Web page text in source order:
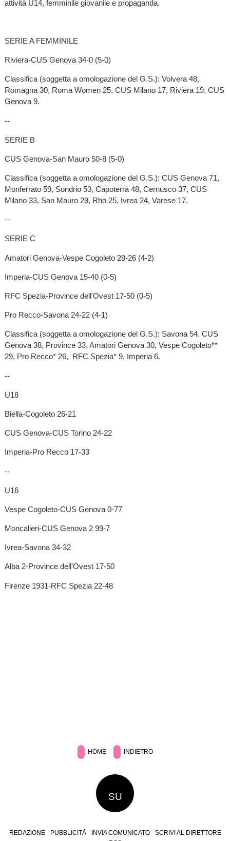
attività U14, femminile giovanile e propaganda.
SERIE A FEMMINILE
Riviera-CUS Genova 34-0 (5-0)
Classifica (soggetta a omologazione del G.S.): Volvera 48,
Romagna 30, Roma Women 25, CUS Milano 17, Riviera 19, CUS
Genova 9.
--
SERIE B
CUS Genova-San Mauro 50-8 (5-0)
Classifica (soggetta a omologazione del G.S.): CUS Genova 71,
Monferrato 59, Sondrio 53, Capoterra 48, Cernusco 37, CUS
Milano 33, San Mauro 29, Rho 25, Ivrea 24, Varese 17.
--
SERIE C
Amatori Genova-Vespe Cogoleto 28-26 (4-2)
Imperia-CUS Genova 15-40 (0-5)
RFC Spezia-Province dell'Ovest 17-50 (0-5)
Pro Recco-Savona 24-22 (4-1)
Classifica (soggetta a omologazione del G.S.): Savona 54, CUS
Genova 38, Province 33, Amatori Genova 30, Vespe Cogoleto**
29, Pro Recco* 26, RFC Spezia* 9, Imperia 6.
--
U18
Biella-Cogoleto 26-21
CUS Genova-CUS Torino 24-22
Imperia-Pro Recco 17-33
--
U16
Vespe Cogoleto-CUS Genova 0-77
Moncalieri-CUS Genova 2 99-7
Ivrea-Savona 34-32
Alba 2-Province dell'Ovest 17-50
Firenze 1931-RFC Spezia 22-48
HOME INDIETRO
SU
REDAZIONE PUBBLICITÀ INVIA COMUNICATO
SCRIVI AL DIRETTORE